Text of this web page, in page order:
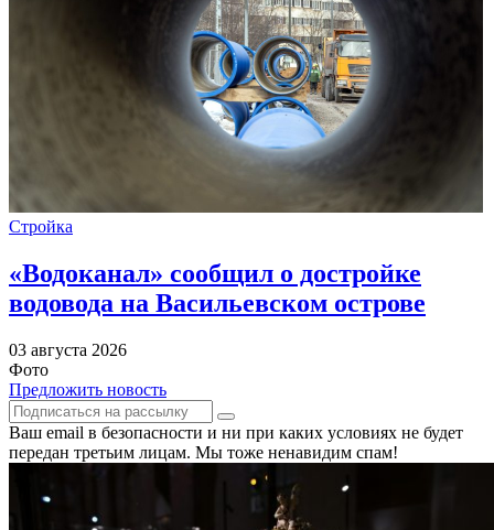
Стройка
«Водоканал» сообщил о достройке
водовода на Васильевском острове
03 августа 2026
Фото
Предложить новость
Ваш email в безопасности и ни при каких условиях не будет
передан третьим лицам. Мы тоже ненавидим спам!